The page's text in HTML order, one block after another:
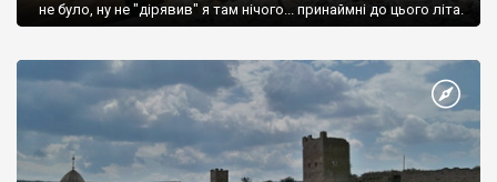
не було, ну не "дірявив" я там нічого... принаймні до цього літа.